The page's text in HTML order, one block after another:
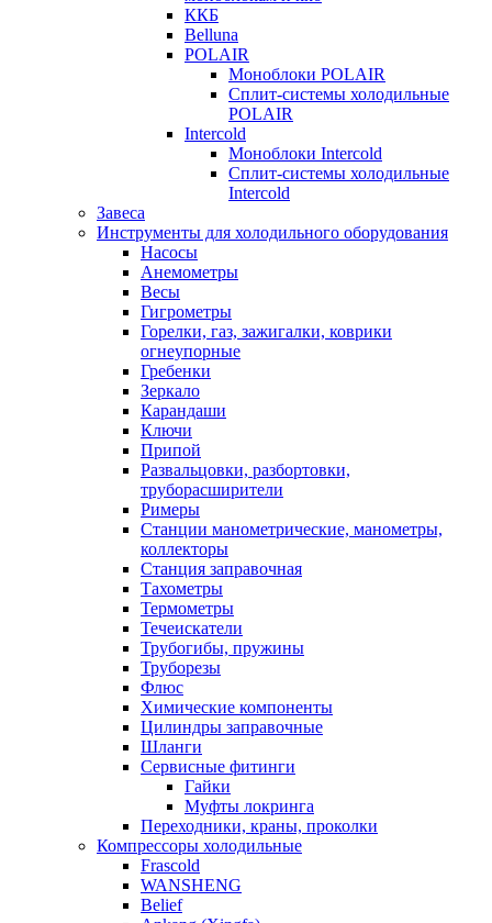
ККБ
Belluna
POLAIR
Моноблоки POLAIR
Сплит-системы холодильные
POLAIR
Intercold
Моноблоки Intercold
Сплит-системы холодильные
Intercold
Завеса
Инструменты для холодильного оборудования
Насосы
Анемометры
Весы
Гигрометры
Горелки, газ, зажигалки, коврики
огнеупорные
Гребенки
Зеркало
Карандаши
Ключи
Припой
Развальцовки, разбортовки,
труборасширители
Римеры
Станции манометрические, манометры,
коллекторы
Станция заправочная
Тахометры
Термометры
Течеискатели
Трубогибы, пружины
Труборезы
Флюс
Химические компоненты
Цилиндры заправочные
Шланги
Сервисные фитинги
Гайки
Муфты локринга
Переходники, краны, проколки
Компрессоры холодильные
Frascold
WANSHENG
Belief